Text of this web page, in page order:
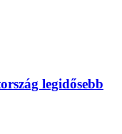
legidősebb